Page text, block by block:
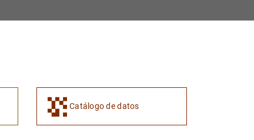
Catálogo de datos